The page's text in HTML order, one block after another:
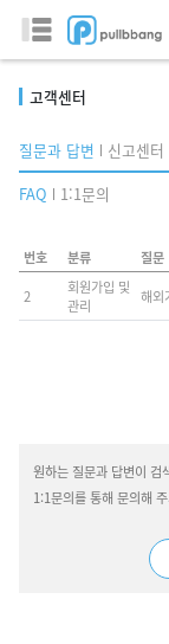
고객센터
질문과 답변 신고센터
FAQ
1:1문의
번호 분류 질문
2
회원가입 및
관리
해외
원하는 질문과 답변이 검
1:1문의를 통해 문의해